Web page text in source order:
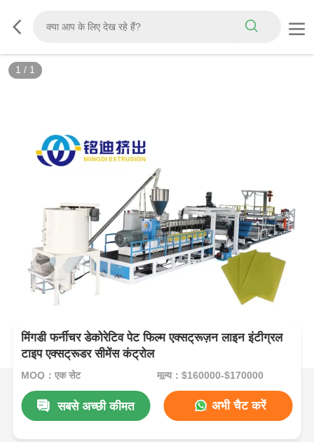
1 / 1
मिंगडी फर्नीचर डेकोरेटिव पेट फिल्म एक्सट्रूज़न लाइन इंटीग्रल
टाइप एक्सट्रूडर सीमेंस कंट्रोल
MOQ：एक सेट मूल्य：$160000-$170000
सबसे अच्छी कीमत अभी चैट करें